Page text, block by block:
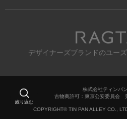
絞り込む
RAGTAG
デザイナーズブランドのユー
株式会社ティンパ
古物商許可：東京公安委員会
COPYRIGHT© TIN PAN ALLEY CO.,